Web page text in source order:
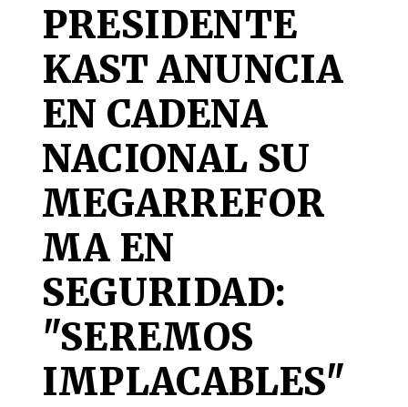
PRESIDENTE
KAST ANUNCIA
EN CADENA
NACIONAL SU
MEGARREFOR
MA EN
SEGURIDAD:
"SEREMOS
IMPLACABLES"